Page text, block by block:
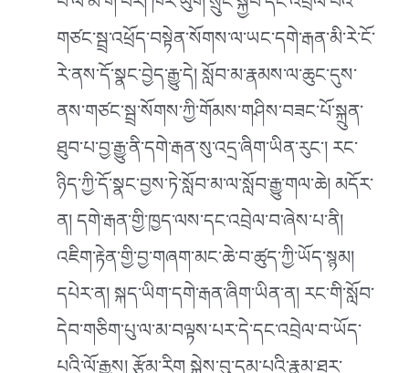
གཙང་སྦྲ་འཕྲོད་བསྟེན་སོགས་ལ་ཡང་དགེ་རྒན་མི་རེ་ངོ་
རེ་ནས་དོ་སྣང་བྱེད་རྒྱུ་དེ། སློབ་མ་རྣམས་ལ་ཆུང་དུས་
ནས་གཙང་སྦྲ་སོགས་ཀྱི་གོམས་གཤིས་བཟང་པོ་སྐྲུན་
ཐུབ་པ་བྱ་རྒྱུ་ནི་དགེ་རྒན་སུ་འདྲ་ཞིག་ཡིན་རུང་། རང་
ཉིད་ཀྱི་དོ་སྣང་བྱས་ཏེ་སློབ་མ་ལ་སློབ་རྒྱུ་གལ་ཆེ། མདོར་
ན། དགེ་རྒན་གྱི་ཁྱད་ལས་དང་འབྲེལ་བ་ཞེས་པ་ནི།
འཇིག་རྟེན་གྱི་བྱ་གཞག་མང་ཆེ་བ་ཚུད་ཀྱི་ཡོད་སྙམ།
དཔེར་ན། སྐད་ཡིག་དགེ་རྒན་ཞིག་ཡིན་ན། རང་གི་སློབ་
དེབ་གཅིག་པུ་ལ་མ་བལྟས་པར་དེ་དང་འབྲེལ་བ་ཡོད་